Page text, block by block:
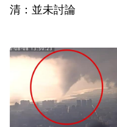
清：並未討論